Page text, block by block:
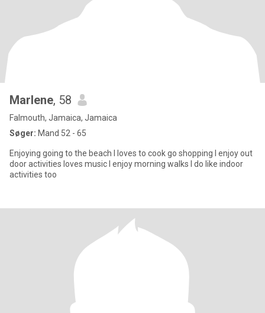
Marlene, 58
Falmouth, Jamaica, Jamaica
Søger: Mand 52 - 65
Enjoying going to the beach I loves to cook go shopping I enjoy out
door activities loves music I enjoy morning walks I do like indoor
activities too